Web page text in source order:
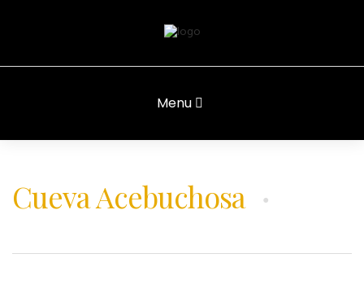
Menu
Cueva Acebuchosa